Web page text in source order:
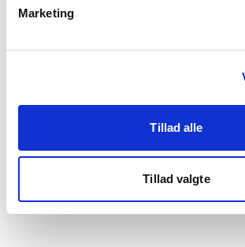
Marketing
Tillad alle
Tillad valgte